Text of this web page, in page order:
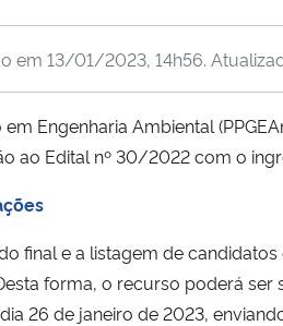
em 13/01/2023, 14h56.
Engenharia Ambiental
ao Edital nº 30/2022 com o
final e a listagem de
forma, o recurso poderá ser
26 de janeiro de 2023,